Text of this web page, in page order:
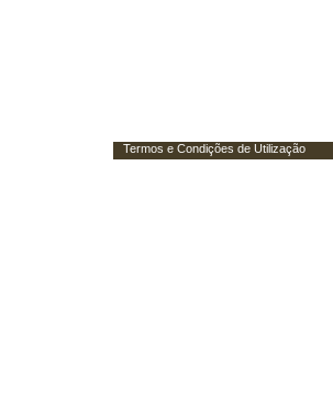
Termos e Condições de Utilização